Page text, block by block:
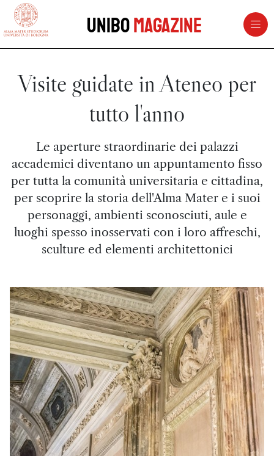
vai al contenuto della pagina
UniboMagazine
Visite guidate in Ateneo per
tutto l'anno
Le aperture straordinarie dei palazzi
accademici diventano un appuntamento fisso
per tutta la comunità universitaria e cittadina,
per scoprire la storia dell'Alma Mater e i suoi
personaggi, ambienti sconosciuti, aule e
luoghi spesso inosservati con i loro affreschi,
sculture ed elementi architettonici